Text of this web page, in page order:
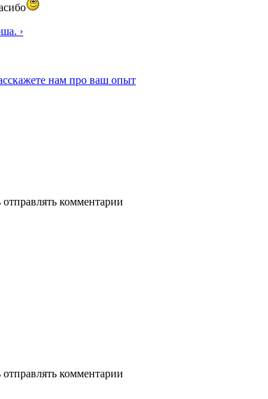
›
нам про ваш опыт
комментарии
комментарии